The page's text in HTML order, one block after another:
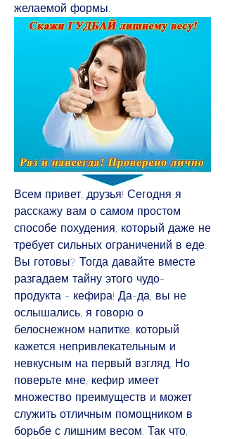
желаемой формы.
Всем привет, друзья! Сегодня я
расскажу вам о самом простом
способе похудения, который даже не
требует сильных ограничений в еде.
Вы готовы? Тогда давайте вместе
разгадаем тайну этого чудо-
продукта - кефира! Да-да, вы не
ослышались, я говорю о
белоснежном напитке, который
кажется непривлекательным и
невкусным на первый взгляд. Но
поверьте мне, кефир имеет
множество преимуществ и может
служить отличным помощником в
борьбе с лишним весом. Так что,